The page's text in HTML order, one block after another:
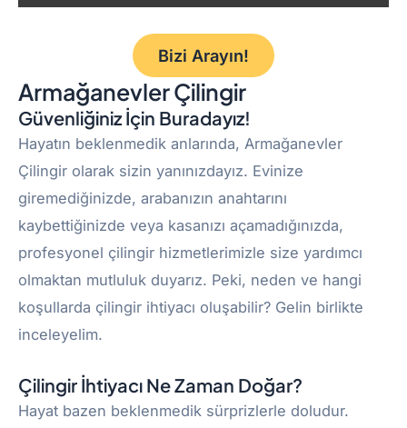
Bizi Arayın!
Armağanevler Çilingir
Güvenliğiniz İçin Buradayız!
Hayatın beklenmedik anlarında, Armağanevler
Çilingir olarak sizin yanınızdayız. Evinize
giremediğinizde, arabanızın anahtarını
kaybettiğinizde veya kasanızı açamadığınızda,
profesyonel çilingir hizmetlerimizle size yardımcı
olmaktan mutluluk duyarız. Peki, neden ve hangi
koşullarda çilingir ihtiyacı oluşabilir? Gelin birlikte
inceleyelim.
Çilingir İhtiyacı Ne Zaman Doğar?
Hayat bazen beklenmedik sürprizlerle doludur.